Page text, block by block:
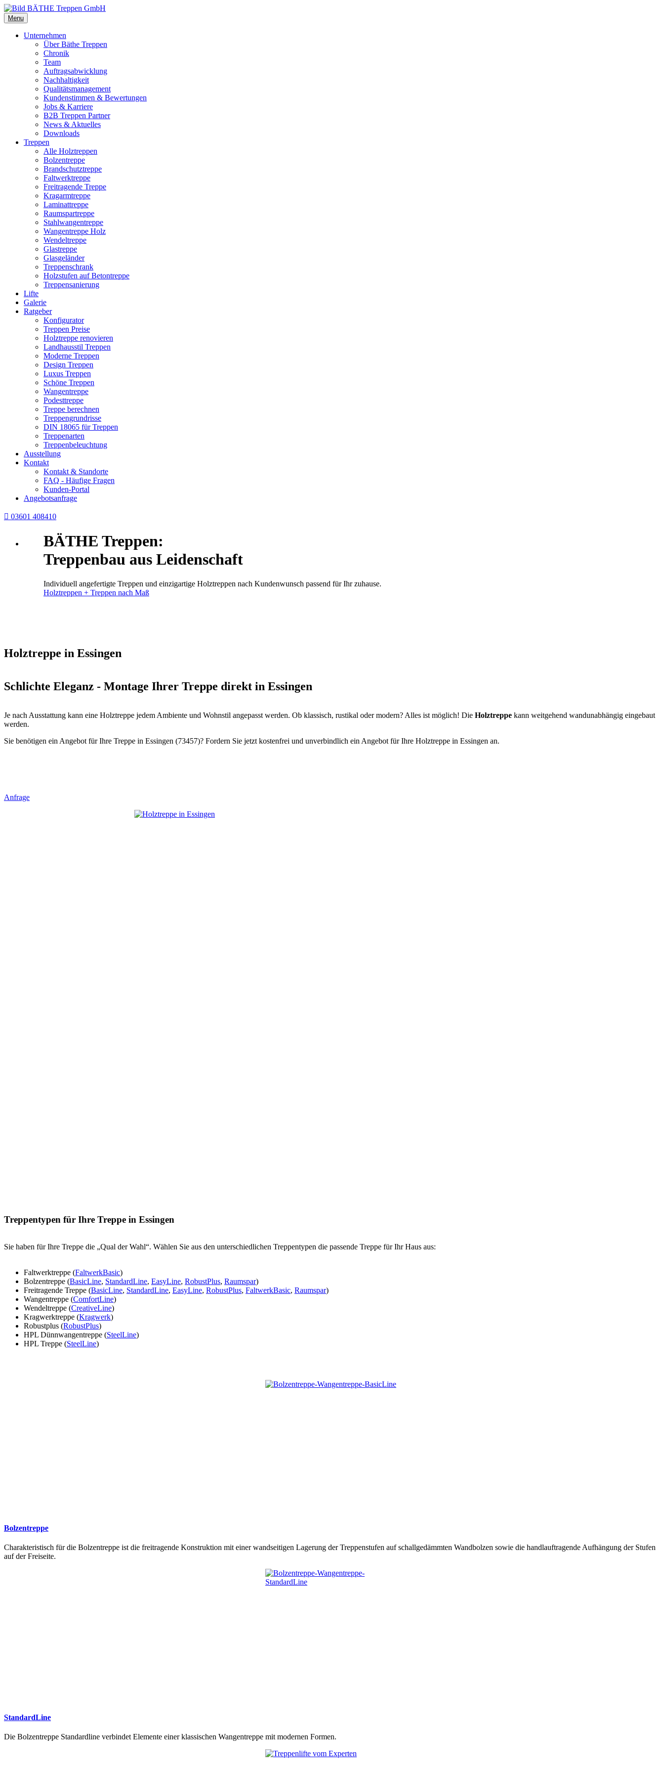
Menu
Unternehmen
Über Bäthe Treppen
Chronik
Team
Auftragsabwicklung
Nachhaltigkeit
Qualitätsmanagement
Kundenstimmen & Bewertungen
Jobs & Karriere
B2B Treppen Partner
News & Aktuelles
Downloads
Treppen
Alle Holztreppen
Bolzentreppe
Brandschutztreppe
Faltwerktreppe
Freitragende Treppe
Kragarmtreppe
Laminattreppe
Raumspartreppe
Stahlwangentreppe
Wangentreppe Holz
Wendeltreppe
Glastreppe
Glasgeländer
Treppenschrank
Holzstufen auf Betontreppe
Treppensanierung
Lifte
Galerie
Ratgeber
Konfigurator
Treppen Preise
Holztreppe renovieren
Landhausstil Treppen
Moderne Treppen
Design Treppen
Luxus Treppen
Schöne Treppen
Wangentreppe
Podesttreppe
Treppe berechnen
Treppengrundrisse
DIN 18065 für Treppen
Treppenarten
Treppenbeleuchtung
Ausstellung
Kontakt
Kontakt & Standorte
FAQ - Häufige Fragen
Kunden-Portal
Angebotsanfrage
 03601 408410
BÄTHE Treppen:
Treppenbau aus Leidenschaft
Individuell angefertigte Treppen und einzigartige Holztreppen nach Kundenwunsch passend für Ihr zuhause.
Holztreppen + Treppen nach Maß
Holztreppe in Essingen
Schlichte Eleganz - Montage Ihrer Treppe direkt in Essingen
Je nach Ausstattung kann eine Holztreppe jedem Ambiente und Wohnstil angepasst werden. Ob klassisch, rustikal oder modern? Alles ist möglich! Die Holztreppe kann weitgehend wandunabhängig eingebaut
werden.
Sie benötigen ein Angebot für Ihre Treppe in Essingen (73457)? Fordern Sie jetzt kostenfrei und unverbindlich ein Angebot für Ihre Holztreppe in Essingen an.
Anfrage
Treppentypen für Ihre Treppe in Essingen
Sie haben für Ihre Treppe die „Qual der Wahl“. Wählen Sie aus den unterschiedlichen Treppentypen die passende Treppe für Ihr Haus aus:
Faltwerktreppe (FaltwerkBasic)
Bolzentreppe (BasicLine, StandardLine, EasyLine, RobustPlus, Raumspar)
Freitragende Treppe (BasicLine, StandardLine, EasyLine, RobustPlus, FaltwerkBasic, Raumspar)
Wangentreppe (ComfortLine)
Wendeltreppe (CreativeLine)
Kragwerktreppe (Kragwerk)
Robustplus (RobustPlus)
HPL Dünnwangentreppe (SteelLine)
HPL Treppe (SteelLine)
Bolzentreppe
Charakteristisch für die Bolzentreppe ist die freitragende Konstruktion mit einer wandseitigen Lagerung der Treppenstufen auf schallgedämmten Wandbolzen sowie die handlauftragende Aufhängung der Stufen
auf der Freiseite.
StandardLine
Die Bolzentreppe Standardline verbindet Elemente einer klassischen Wangentreppe mit modernen Formen.